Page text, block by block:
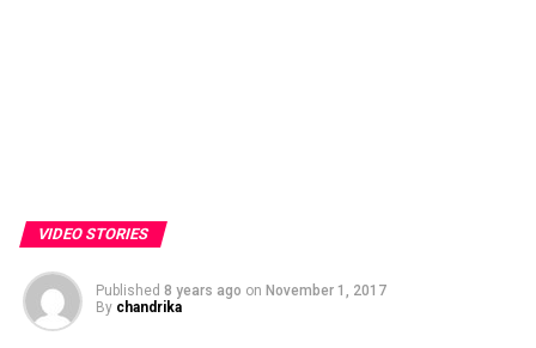
VIDEO STORIES
Published 8 years ago on November 1, 2017
By chandrika